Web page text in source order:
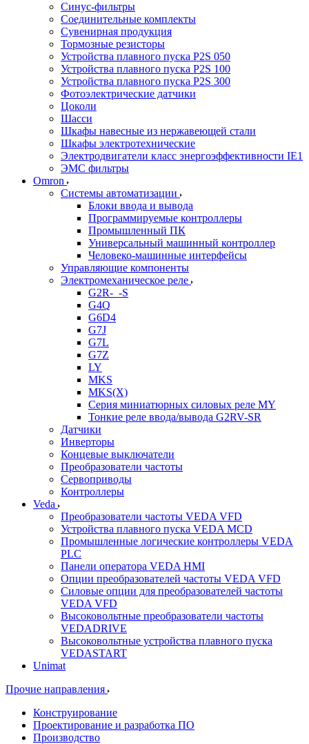
Синус-фильтры
Соединительные комплекты
Сувенирная продукция
Тормозные резисторы
Устройства плавного пуска P2S 050
Устройства плавного пуска P2S 100
Устройства плавного пуска P2S 300
Фотоэлектрические датчики
Цоколи
Шасси
Шкафы навесные из нержавеющей стали
Шкафы электротехнические
Электродвигатели класс энергоэффективности IE1
ЭМС фильтры
Omron
Системы автоматизации
Блоки ввода и вывода
Программируемые контроллеры
Промышленный ПК
Универсальный машинный контроллер
Человеко-машинные интерфейсы
Управляющие компоненты
Электромеханическое реле
G2R-_-S
G4Q
G6D4
G7J
G7L
G7Z
LY
MKS
MKS(X)
Серия миниатюрных силовых реле MY
Тонкие реле ввода/вывода G2RV-SR
Датчики
Инверторы
Концевые выключатели
Преобразователи частоты
Сервоприводы
Контроллеры
Veda
Преобразователи частоты VEDA VFD
Устройства плавного пуска VEDA MCD
Промышленные логические контроллеры VEDA
PLC
Панели оператора VEDA HMI
Опции преобразователей частоты VEDA VFD
Силовые опции для преобразователей частоты
VEDA VFD
Высоковольтные преобразователи частоты
VEDADRIVE
Высоковольтные устройства плавного пуска
VEDASTART
Unimat
Прочие направления
Конструирование
Проектирование и разработка ПО
Производство